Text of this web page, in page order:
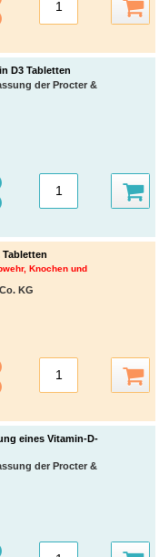
D3 Tabletten
der Procter &
Tabletten
Knochen und
KG
eines Vitamin-D-
der Procter &